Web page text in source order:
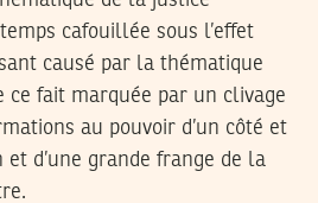
cafouillée sous l’effet
causé par la thématique
ce fait marquée par un clivage
au pouvoir d’un côté et
et d’une grande frange de la